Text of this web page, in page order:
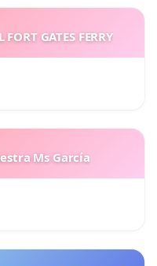
GATES FERRY
Ms García